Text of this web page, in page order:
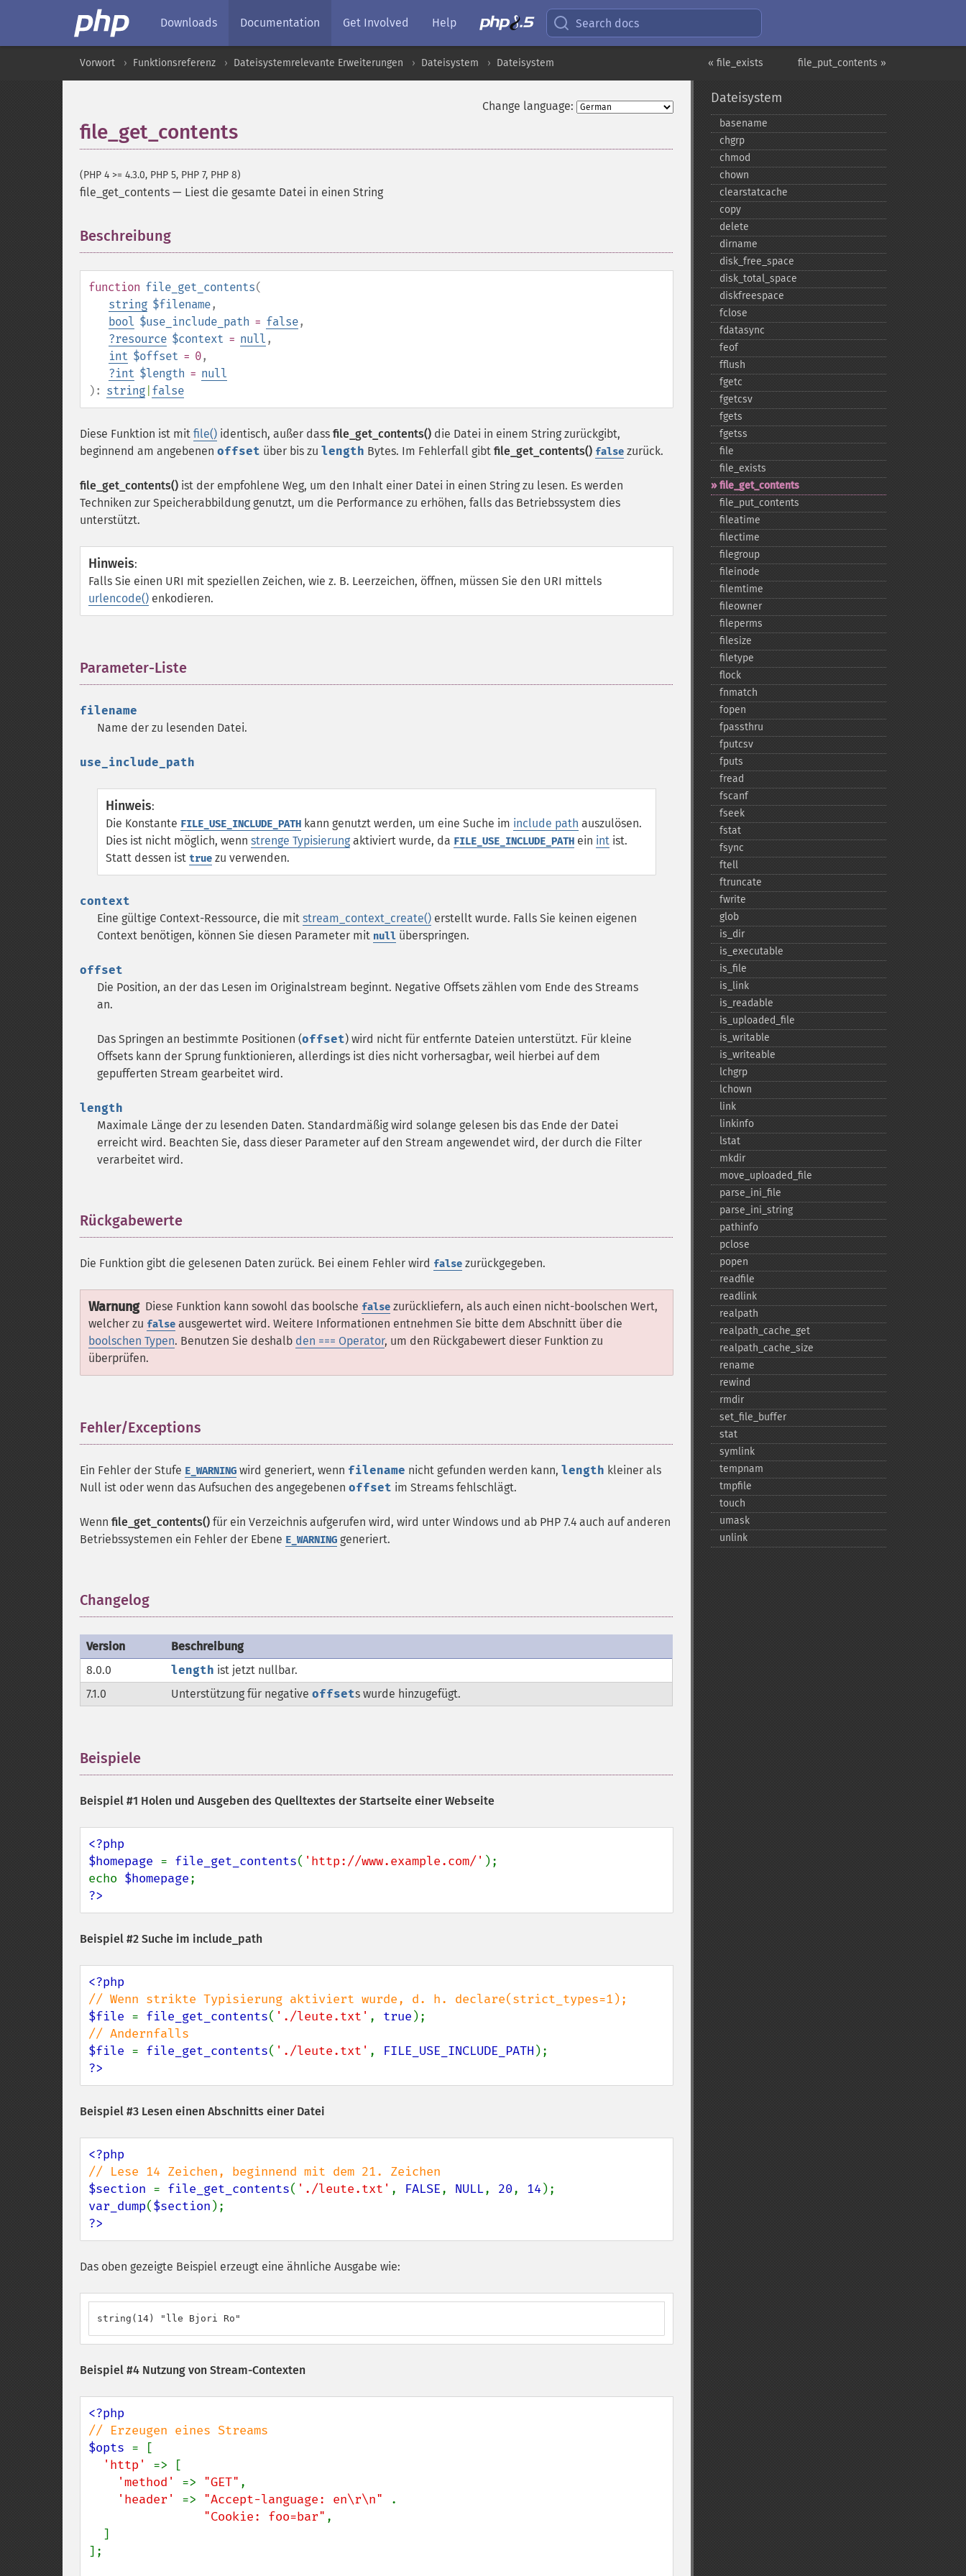
Downloads Documentation Get Involved Help Search docs
file_put_contents »
« file_exists
Vorwort Funktionsreferenz Dateisystemrelevante Erweiterungen Dateisystem Dateisystem
Change language:
file_get_contents
(PHP 4 >= 4.3.0, PHP 5, PHP 7, PHP 8)
file_get_contents — Liest die gesamte Datei in einen String
Beschreibung
function file_get_contents(
string $filename,
bool $use_include_path = false,
?resource $context = null ,
int $offset = 0,
?int $length = null
): string false
Diese Funktion ist mit file() identisch, außer dass file_get_contents() die Datei in einem String zurückgibt,
beginnend am angebenen offset über bis zu length Bytes. Im Fehlerfall gibt file_get_contents() false zurück.
file_get_contents() ist der empfohlene Weg, um den Inhalt einer Datei in einen String zu lesen. Es werden
Techniken zur Speicherabbildung genutzt, um die Performance zu erhöhen, falls das Betriebssystem dies
unterstützt.
Hinweis:
Falls Sie einen URI mit speziellen Zeichen, wie z. B. Leerzeichen, öffnen, müssen Sie den URI mittels
urlencode() enkodieren.
Parameter-Liste
filename
Name der zu lesenden Datei.
use_include_path
Hinweis:
Die Konstante FILE_USE_INCLUDE_PATH kann genutzt werden, um eine Suche im include path auszulösen.
Dies ist nicht möglich, wenn strenge Typisierung aktiviert wurde, da FILE_USE_INCLUDE_PATH ein int ist.
Statt dessen ist true zu verwenden.
context
Eine gültige Context-Ressource, die mit stream_context_create() erstellt wurde. Falls Sie keinen eigenen
Context benötigen, können Sie diesen Parameter mit null überspringen.
offset
Die Position, an der das Lesen im Originalstream beginnt. Negative Offsets zählen vom Ende des Streams
an.
Das Springen an bestimmte Positionen (offset) wird nicht für entfernte Dateien unterstützt. Für kleine
Offsets kann der Sprung funktionieren, allerdings ist dies nicht vorhersagbar, weil hierbei auf dem
gepufferten Stream gearbeitet wird.
length
Maximale Länge der zu lesenden Daten. Standardmäßig wird solange gelesen bis das Ende der Datei
erreicht wird. Beachten Sie, dass dieser Parameter auf den Stream angewendet wird, der durch die Filter
verarbeitet wird.
Rückgabewerte
Die Funktion gibt die gelesenen Daten zurück. Bei einem Fehler wird false zurückgegeben.
Warnung Diese Funktion kann sowohl das boolsche false zurückliefern, als auch einen nicht-boolschen Wert,
welcher zu false ausgewertet wird. Weitere Informationen entnehmen Sie bitte dem Abschnitt über die
boolschen Typen. Benutzen Sie deshalb den === Operator, um den Rückgabewert dieser Funktion zu
überprüfen.
Fehler/Exceptions
Ein Fehler der Stufe E_WARNING wird generiert, wenn filename nicht gefunden werden kann, length kleiner als
Null ist oder wenn das Aufsuchen des angegebenen offset im Streams fehlschlägt.
Wenn file_get_contents() für ein Verzeichnis aufgerufen wird, wird unter Windows und ab PHP 7.4 auch auf anderen
Betriebssystemen ein Fehler der Ebene E_WARNING generiert.
Changelog
Version
Beschreibung
8.0.0
length ist jetzt nullbar.
7.1.0
Unterstützung für negative offsets wurde hinzugefügt.
Beispiele
Beispiel #1 Holen und Ausgeben des Quelltextes der Startseite einer Webseite
<?php
$homepage = file_get_contents( 'http://www.example.com/' );
echo $homepage
?>
Beispiel #2 Suche im include_path
$file = file_get_contents( './leute.txt' , true
$file = file_get_contents( './leute.txt' , FILE_USE_INCLUDE_PATH
?>
Beispiel #3 Lesen einen Abschnitts einer Datei
$section = file_get_contents( './leute.txt' , FALSE, NULL, 20, 14
var_dump($section
?>
Das oben gezeigte Beispiel erzeugt eine ähnliche Ausgabe wie:
string(14) "lle Bjori Ro"
Beispiel #4 Nutzung von Stream-Contexten
$opts = [
'http' => [
'method' => "GET" ,
'header' => "Accept-language: en\r\n"
.
"Cookie: foo=bar" ,
];
Dateisystem
basename
chgrp
chmod
chown
clearstatcache
copy
delete
dirname
disk_​free_​space
disk_​total_​space
diskfreespace
fclose
fdatasync
feof
fflush
fgetc
fgetcsv
fgets
fgetss
file
file_​exists
file_​get_​contents
file_​put_​contents
fileatime
filectime
filegroup
fileinode
filemtime
fileowner
fileperms
filesize
filetype
flock
fnmatch
fopen
fpassthru
fputcsv
fputs
fread
fscanf
fseek
fstat
fsync
ftell
ftruncate
fwrite
glob
is_​dir
is_​executable
is_​file
is_​link
is_​readable
is_​uploaded_​file
is_​writable
is_​writeable
lchgrp
lchown
link
linkinfo
lstat
mkdir
move_​uploaded_​file
parse_​ini_​file
parse_​ini_​string
pathinfo
pclose
popen
readfile
readlink
realpath
realpath_​cache_​get
realpath_​cache_​size
rename
rewind
rmdir
set_​file_​buffer
stat
symlink
tempnam
tmpfile
touch
umask
unlink